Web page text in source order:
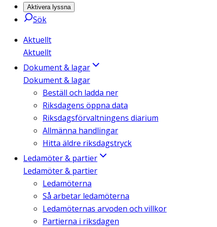
Aktivera lyssna
Sök
Aktuellt
Aktuellt
Dokument & lagar
Dokument & lagar
Beställ och ladda ner
Riksdagens öppna data
Riksdagsförvaltningens diarium
Allmänna handlingar
Hitta äldre riksdagstryck
Ledamöter & partier
Ledamöter & partier
Ledamöterna
Så arbetar ledamöterna
Ledamöternas arvoden och villkor
Partierna i riksdagen